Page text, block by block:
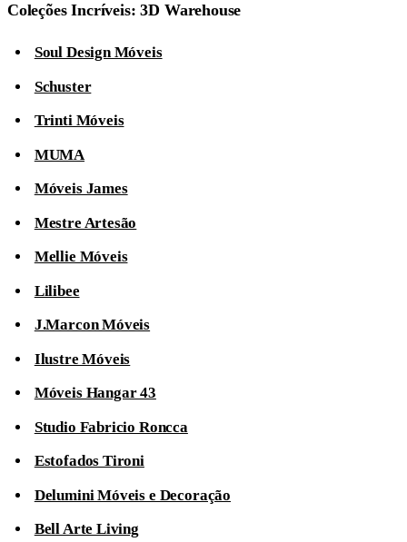
Coleções Incríveis: 3D Warehouse
Soul Design Móveis
Schuster
Trinti Móveis
MUMA
Móveis James
Mestre Artesão
Mellie Móveis
Lilibee
J.Marcon Móveis
Ilustre Móveis
Móveis Hangar 43
Studio Fabricio Roncca
Estofados Tironi
Delumini Móveis e Decoração
Bell Arte Living